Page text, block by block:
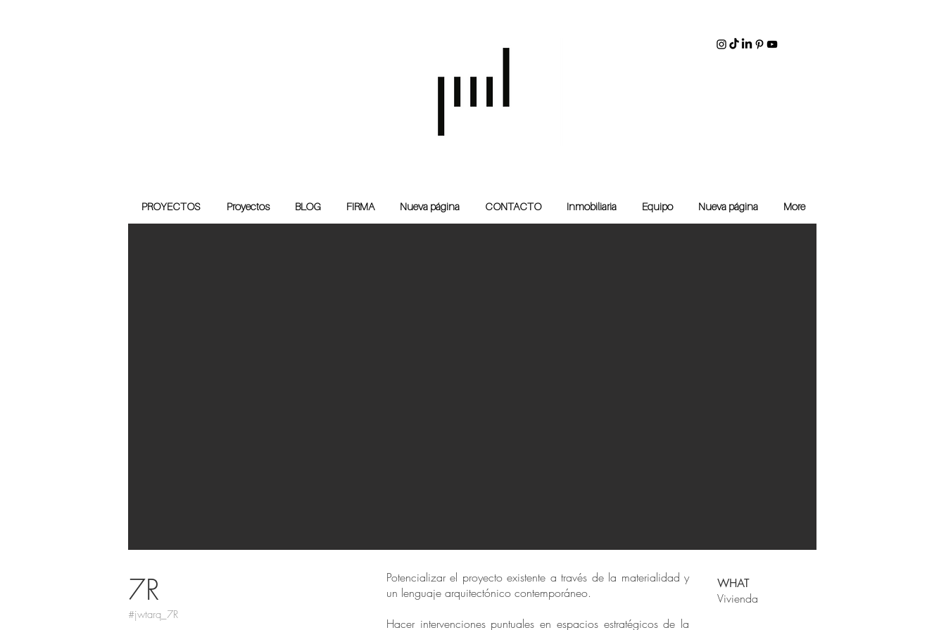
PROYECTOS Proyectos BLOG FIRMA Nueva página CONTACTO Inmobiliaria Equipo Nueva página More
7R
#jwtarq_7R
Potencializar el proyecto existente a través de la materialidad y
un lenguaje arquitectónico contemporáneo.
Hacer intervenciones puntuales en espacios estratégicos de la
WHAT
Vivienda